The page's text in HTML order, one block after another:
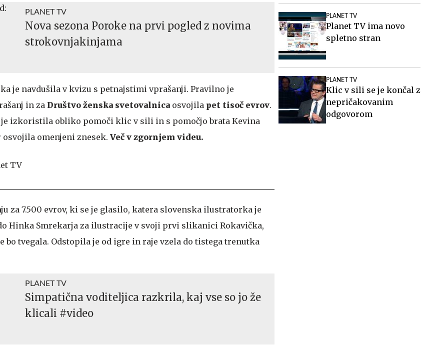
PLANET TV
Nova sezona Poroke na prvi pogled z novima
strokovnjakinjama
je navdušila v kvizu s petnajstimi vprašanji. Pravilno je
in za Društvo ženska svetovalnica osvojila pet tisoč evrov.
je izkoristila obliko pomoči klic v sili in s pomočjo brata Kevina
omenjeni znesek. Več v zgornjem videu.
za 7.500 evrov, ki se je glasilo, katera slovenska ilustratorka je
Hinka Smrekarja za ilustracije v svoji prvi slikanici Rokavička,
bo tvegala. Odstopila je od igre in raje vzela do tistega trenutka
PLANET TV
Simpatična voditeljica razkrila, kaj vse so jo že
klicali #video
PLANET TV
Planet TV ima novo
spletno stran
PLANET TV
Klic v sili se je končal z
nepričakovanim
odgovorom